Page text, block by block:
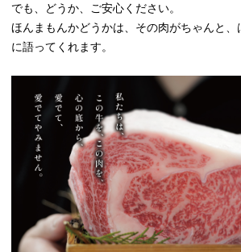
でも、どうか、ご安心ください。
ほんまもんかどうかは、その肉がちゃんと、
に語ってくれます。